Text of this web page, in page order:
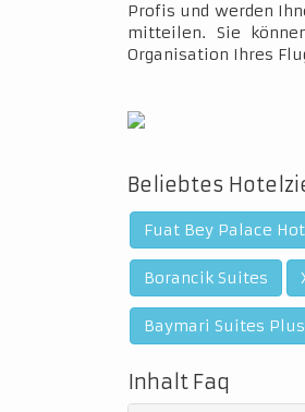
Profis und werden
mitteilen. Sie
Organisation Ihres
Beliebtes
Fuat Bey Palace
Borancik Suites
Baymari Suites
Inhalt Faq